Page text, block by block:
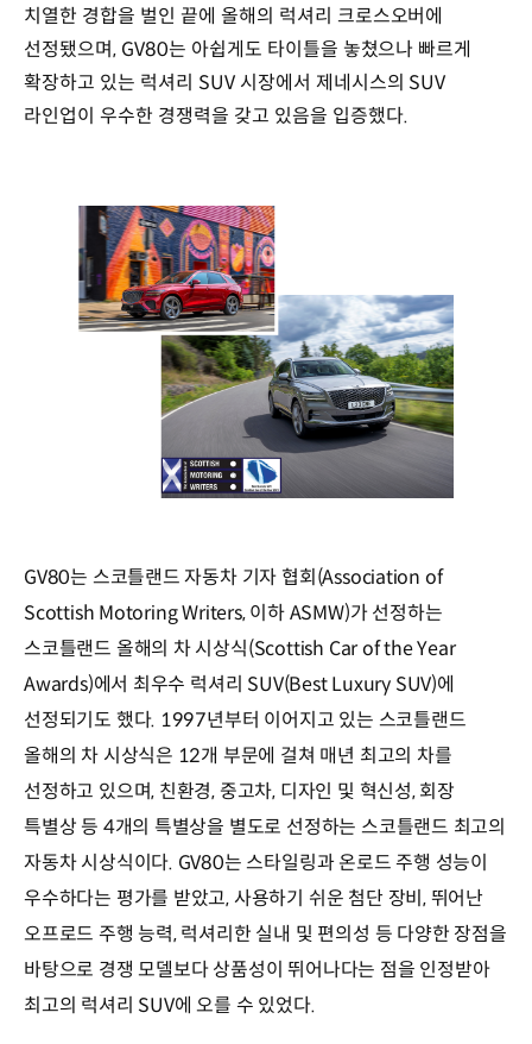
치열한 경합을 벌인 끝에 올해의 럭셔리 크로스오버에
선정됐으며, GV80는 아쉽게도 타이틀을 놓쳤으나 빠르게
확장하고 있는 럭셔리 SUV 시장에서 제네시스의 SUV
라인업이 우수한 경쟁력을 갖고 있음을 입증했다.
GV80는 스코틀랜드 자동차 기자 협회(Association of
Scottish Motoring Writers, 이하 ASMW)가 선정하는
스코틀랜드 올해의 차 시상식(Scottish Car of the Year
Awards)에서 최우수 럭셔리 SUV(Best Luxury SUV)에
선정되기도 했다. 1997년부터 이어지고 있는 스코틀랜드
올해의 차 시상식은 12개 부문에 걸쳐 매년 최고의 차를
선정하고 있으며, 친환경, 중고차, 디자인 및 혁신성, 회장
특별상 등 4개의 특별상을 별도로 선정하는 스코틀랜드 최고의
자동차 시상식이다. GV80는 스타일링과 온로드 주행 성능이
우수하다는 평가를 받았고, 사용하기 쉬운 첨단 장비, 뛰어난
오프로드 주행 능력, 럭셔리한 실내 및 편의성 등 다양한 장점을
바탕으로 경쟁 모델보다 상품성이 뛰어나다는 점을 인정받아
최고의 럭셔리 SUV에 오를 수 있었다.